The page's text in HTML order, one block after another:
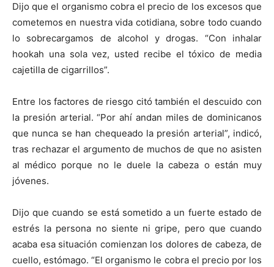
Dijo que el organismo cobra el precio de los excesos que
cometemos en nuestra vida cotidiana, sobre todo cuando
lo sobrecargamos de alcohol y drogas. “Con inhalar
hookah una sola vez, usted recibe el tóxico de media
cajetilla de cigarrillos”.
Entre los factores de riesgo citó también el descuido con
la presión arterial. “Por ahí andan miles de dominicanos
que nunca se han chequeado la presión arterial”, indicó,
tras rechazar el argumento de muchos de que no asisten
al médico porque no le duele la cabeza o están muy
jóvenes.
Dijo que cuando se está sometido a un fuerte estado de
estrés la persona no siente ni gripe, pero que cuando
acaba esa situación comienzan los dolores de cabeza, de
cuello, estómago. “El organismo le cobra el precio por los